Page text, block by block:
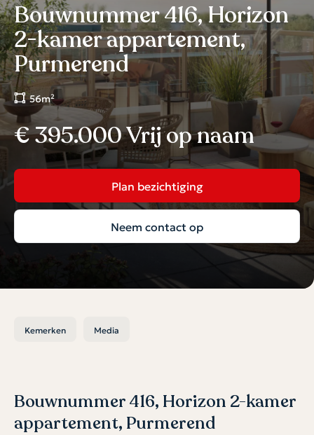
Bouwnummer 416, Horizon
2-kamer appartement,
Purmerend
56m²
€ 395.000 Vrij op naam
Plan bezichtiging
Neem contact op
Kemerken Media
Bouwnummer 416, Horizon 2-kamer
appartement, Purmerend